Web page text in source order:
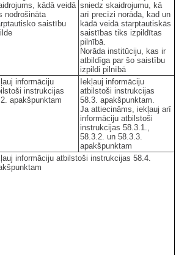
kādā veidā
nodrošināta
saistību
sniedz skaidrojumu, kā
arī precīzi norāda, kad un
kādā veidā starptautiskās
saistības tiks izpildītas
pilnībā.
Norāda institūciju, kas ir
atbildīga par šo saistību
izpildi pilnībā
informāciju
instrukcijas
apakšpunktam
Iekļauj informāciju
atbilstoši instrukcijas
58.3. apakšpunktam.
Ja attiecināms, iekļauj arī
informāciju atbilstoši
instrukcijas 58.3.1.,
58.3.2. un 58.3.3.
apakšpunktam
informāciju atbilstoši instrukcijas 58.4.